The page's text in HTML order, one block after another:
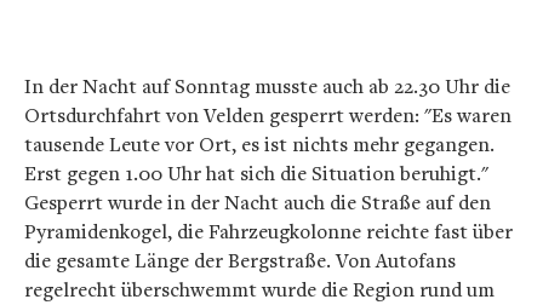
In der Nacht auf Sonntag musste auch ab 22.30 Uhr die
Ortsdurchfahrt von Velden gesperrt werden: "Es waren
tausende Leute vor Ort, es ist nichts mehr gegangen.
Erst gegen 1.00 Uhr hat sich die Situation beruhigt."
Gesperrt wurde in der Nacht auch die Straße auf den
Pyramidenkogel, die Fahrzeugkolonne reichte fast über
die gesamte Länge der Bergstraße. Von Autofans
regelrecht überschwemmt wurde die Region rund um